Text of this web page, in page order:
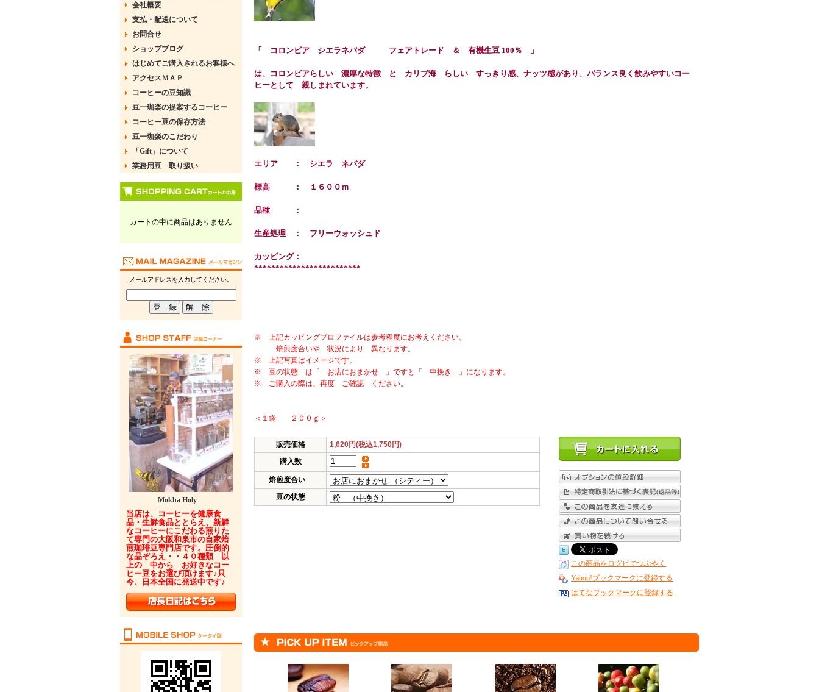
会社概要
支払・配送について
お問合せ
ショップブログ
はじめてご購入されるお客様へ
アクセスＭＡＰ
コーヒーの豆知識
豆一珈楽の提案するコーヒー
コーヒー豆の保存方法
豆一珈楽のこだわり
「Gift」について
業務用豆 取り扱い
カートの中に商品はありません
メールアドレスを入力してください。
Mokha Holy
当店は、コーヒーを健康食
品・生鮮食品ととらえ、新鮮
なコーヒーにこだわる煎りた
て専門の大阪和泉市の自家焙
煎珈琲豆専門店です。圧倒的
な品ぞろえ・・４０種類 以
上の 中から お好きなコー
ヒー豆をお選び頂けます♪只
今、日本全国に発送中です♪
「 コロンビア シエラネバダ フェアトレード ＆ 有機生豆 100％ 」
は、コロンビアらしい 濃厚な特徴 と カリブ海 らしい すっきり感、ナッツ感があり、バランス良く飲みやすいコー
ヒーとして 親しまれています。
エリア ： シエラ ネバダ
標高 ： １６００ｍ
品種 ：
生産処理 ： フリーウォッシュド
カッピング：
*************************
※ 上記カッピングプロファイルは参考程度にお考えください。
焙煎度合いや 状況により 異なります。
※ 上記写真はイメージです。
※ 豆の状態 は「 お店におまかせ 」ですと「 中挽き 」になります。
※ ご購入の際は、再度 ご確認 ください。
＜１袋 ２００ｇ＞
販売価格
1,620円(税込1,750円)
購入数
焙煎度合い
豆の状態
この商品をログピでつぶやく
Yahoo!ブックマークに登録する
はてなブックマークに登録する